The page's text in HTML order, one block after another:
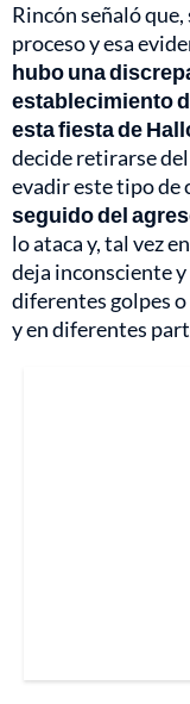
Rincón señaló
proceso y esa
hubo una
establecimiento
esta fiesta de
decide retirarse
evadir este tipo de
seguido del
lo ataca y, tal vez
deja inconsciente
diferentes golpes
y en diferentes